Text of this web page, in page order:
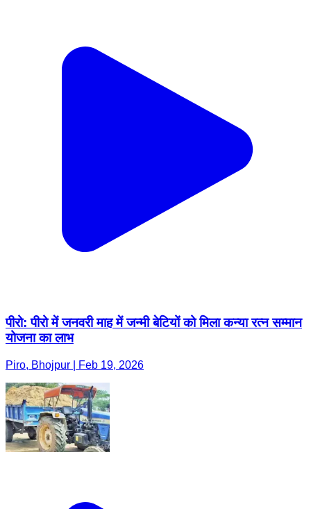
पीरो: पीरो में जनवरी माह में जन्मी बेटियों को मिला कन्या रत्न सम्मान
योजना का लाभ
Piro, Bhojpur | Feb 19, 2026